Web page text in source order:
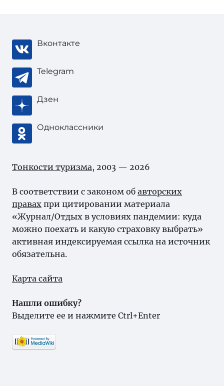
Вконтакте
Telegram
Дзен
Одноклассники
Тонкости туризма, 2003 — 2026
В соответствии с законом об авторских
правах при цитировании материала
«Журнал/Отдых в условиях пандемии: куда
можно поехать и какую страховку выбрать»
активная индексируемая ссылка на источник
обязательна.
Карта сайта
Нашли ошибку?
Выделите ее и нажмите Ctrl+Enter